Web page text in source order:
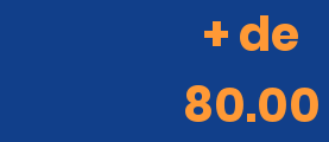
+ de
80.00